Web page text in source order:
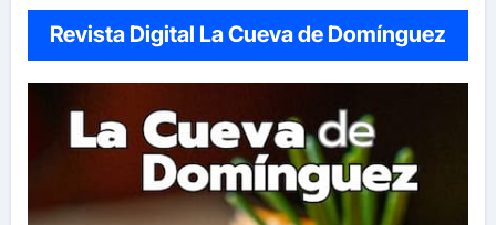
Revista Digital La Cueva de Domínguez